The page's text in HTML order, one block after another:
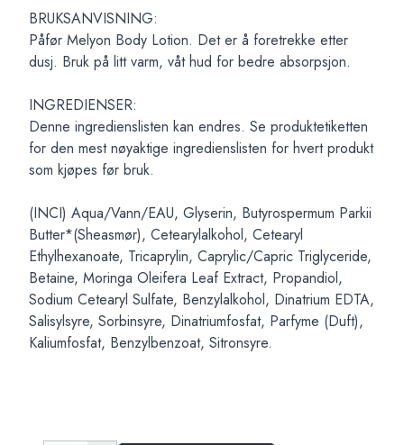
BRUKSANVISNING:
Påfør Melyon Body Lotion. Det er å foretrekke etter
dusj. Bruk på litt varm, våt hud for bedre absorpsjon.
INGREDIENSER:
Denne ingredienslisten kan endres. Se produktetiketten
for den mest nøyaktige ingredienslisten for hvert produkt
som kjøpes før bruk.
(INCI) Aqua/Vann/EAU, Glyserin, Butyrospermum Parkii
Butter*(Sheasmør), Cetearylalkohol, Cetearyl
Ethylhexanoate, Tricaprylin, Caprylic/Capric Triglyceride,
Betaine, Moringa Oleifera Leaf Extract, Propandiol,
Sodium Cetearyl Sulfate, Benzylalkohol, Dinatrium EDTA,
Salisylsyre, Sorbinsyre, Dinatriumfosfat, Parfyme (Duft),
Kaliumfosfat, Benzylbenzoat, Sitronsyre.